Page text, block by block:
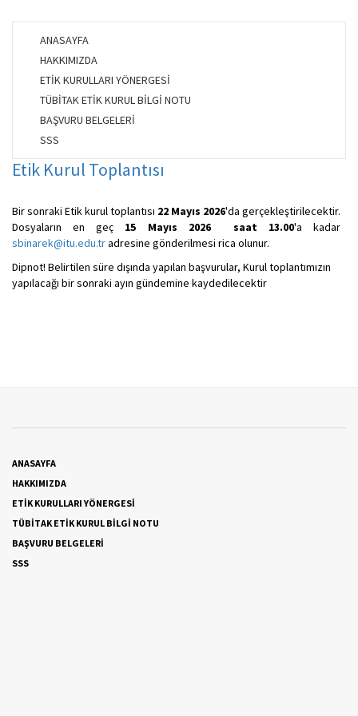
ANASAYFA
HAKKIMIZDA
ETİK KURULLARI YÖNERGESİ
TÜBİTAK ETİK KURUL BİLGİ NOTU
BAŞVURU BELGELERİ
SSS
Etik Kurul Toplantısı
Bir sonraki Etik kurul toplantısı 22 Mayıs 2026'da gerçekleştirilecektir.
Dosyaların en geç 15 Mayıs 2026 saat 13.00'a kadar
sbinarek@itu.edu.tradresine gönderilmesi rica olunur.
Dipnot! Belirtilen süre dışında yapılan başvurular, Kurul toplantımızın
yapılacağı bir sonraki ayın gündemine kaydedilecektir
ANASAYFA
HAKKIMIZDA
ETİK KURULLARI YÖNERGESİ
TÜBİTAK ETİK KURUL BİLGİ NOTU
BAŞVURU BELGELERİ
SSS